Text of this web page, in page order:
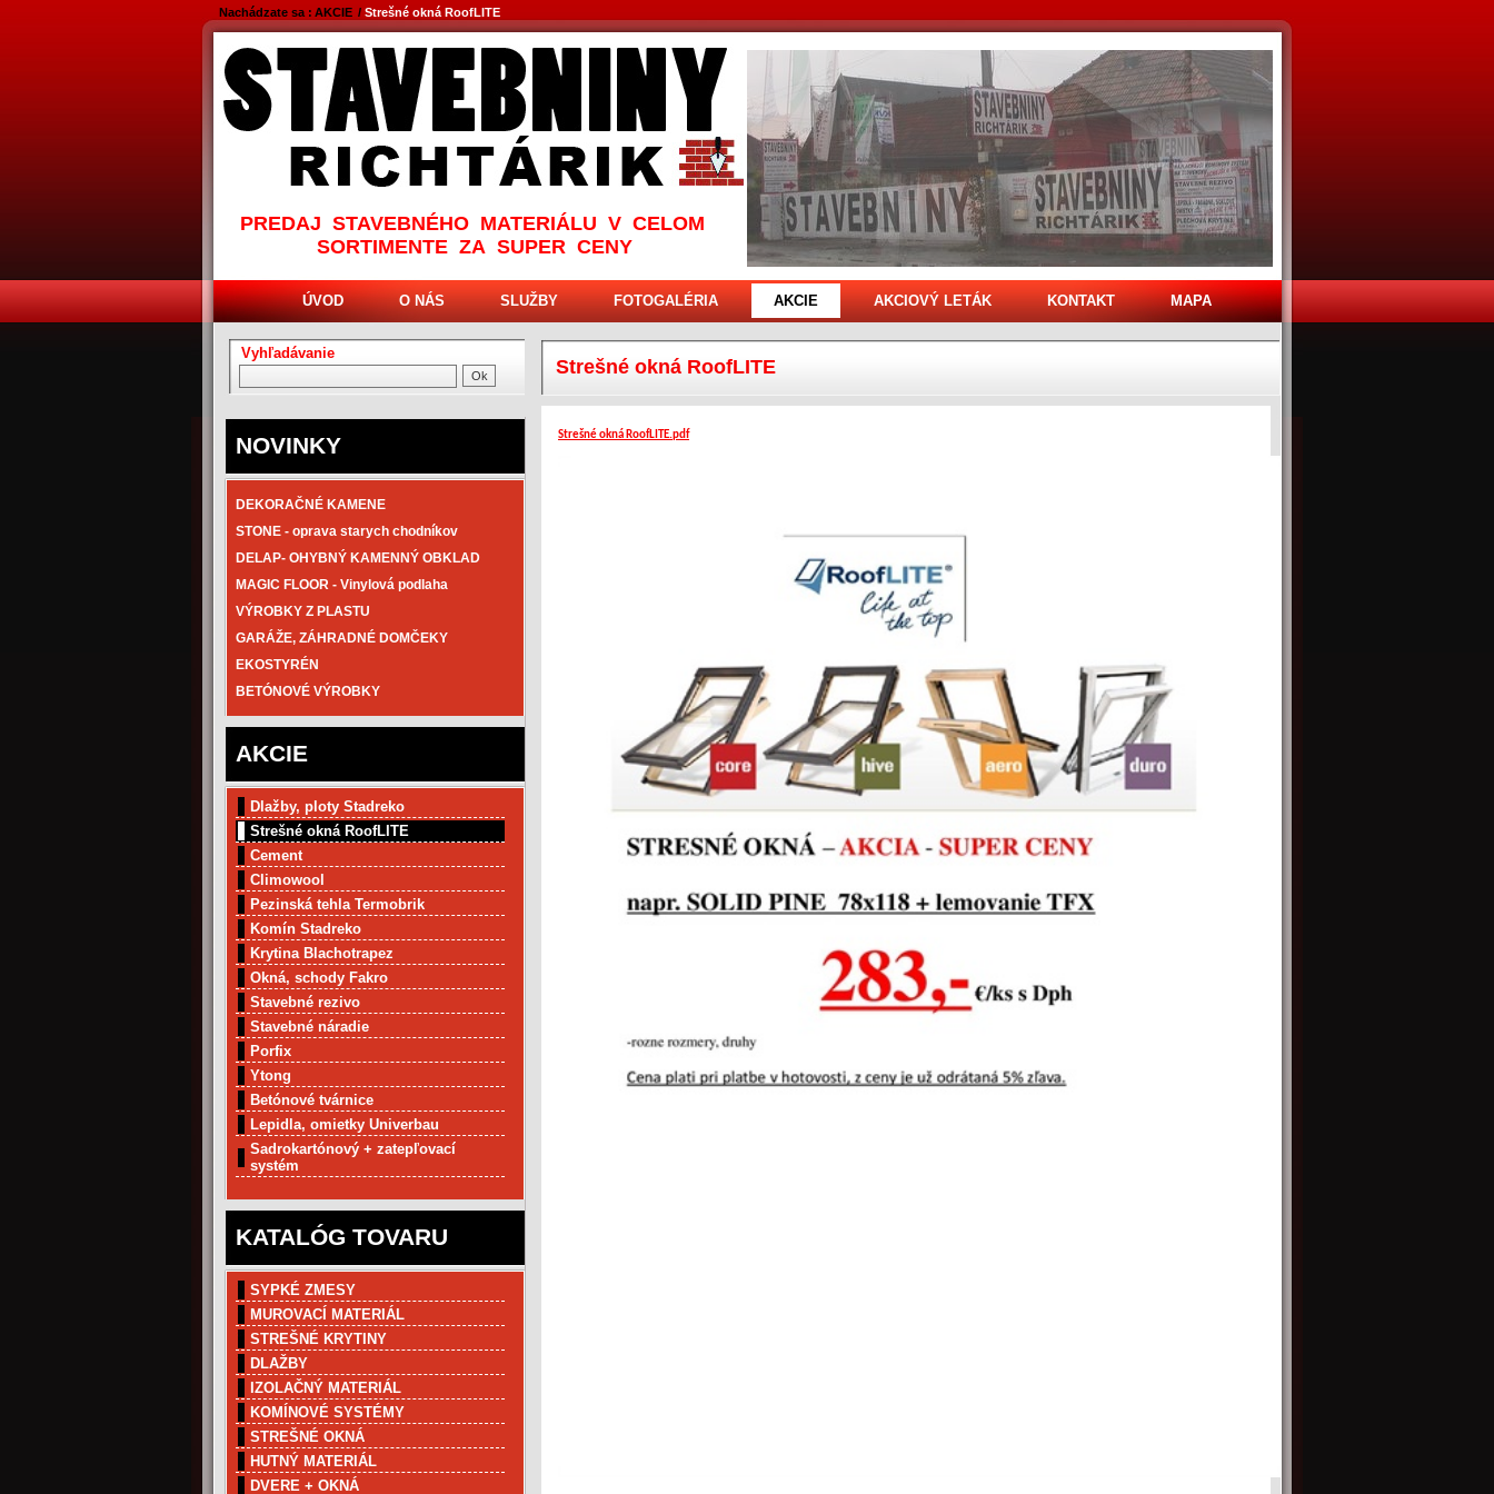
Strešné okná RoofLITE
Nachádzate sa : AKCIE / Strešné okná RoofLITE
ÚVOD O NÁS SLUŽBY FOTOGALÉRIA AKCIE AKCIOVÝ LETÁK KONTAKT MAPA
PREDAJ STAVEBNÉHO MATERIÁLU V CELOM
SORTIMENTE ZA SUPER CENY
Vyhľadávanie
NOVINKY
DEKORAČNÉ KAMENE
STONE - oprava starych chodníkov
DELAP- OHYBNÝ KAMENNÝ OBKLAD
MAGIC FLOOR - Vinylová podlaha
VÝROBKY Z PLASTU
GARÁŽE, ZÁHRADNÉ DOMČEKY
EKOSTYRÉN
BETÓNOVÉ VÝROBKY
AKCIE
Dlažby, ploty Stadreko
Strešné okná RoofLITE
Cement
Climowool
Pezinská tehla Termobrik
Komín Stadreko
Krytina Blachotrapez
Okná, schody Fakro
Stavebné rezivo
Stavebné náradie
Porfix
Ytong
Betónové tvárnice
Lepidla, omietky Univerbau
Sadrokartónový + zatepľovací
systém
KATALÓG TOVARU
SYPKÉ ZMESY
MUROVACÍ MATERIÁL
STREŠNÉ KRYTINY
DLAŽBY
IZOLAČNÝ MATERIÁL
KOMÍNOVÉ SYSTÉMY
STREŠNÉ OKNÁ
HUTNÝ MATERIÁL
DVERE + OKNÁ
Strešné okná RoofLITE.pdf